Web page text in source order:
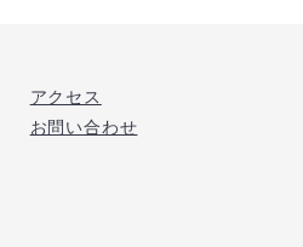
アクセス
お問い合わせ